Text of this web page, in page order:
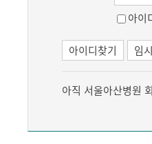
아이
아이디찾기 임
아직 서울아산병원